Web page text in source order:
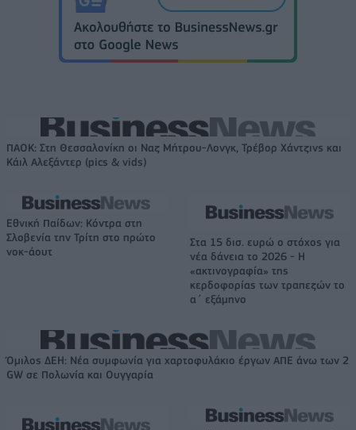
ΠΑΟΚ: Στη Θεσσαλονίκη οι Ναζ Μήτρου-Λονγκ, Τρέβορ Χάντζινς και
Κάιλ Αλεξάντερ (pics & vids)
Εθνική Παίδων: Κόντρα στη
Σλοβενία την Τρίτη στο πρώτο
νοκ-άουτ
Στα 15 δισ. ευρώ ο στόχος για
νέα δάνεια το 2026 - Η
«ακτινογραφία» της
κερδοφορίας των τραπεζών το
α΄ εξάμηνο
Όμιλος ΔΕΗ: Νέα συμφωνία για χαρτοφυλάκιο έργων ΑΠΕ άνω των 2
GW σε Πολωνία και Ουγγαρία